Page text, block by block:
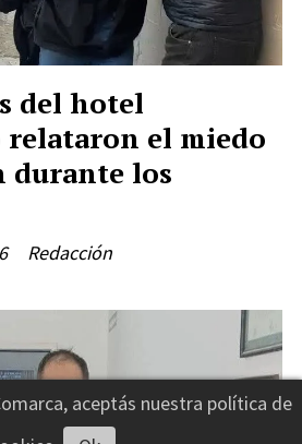
del hotel
relataron el miedo
durante los
Redacción
aceptás nuestra política de